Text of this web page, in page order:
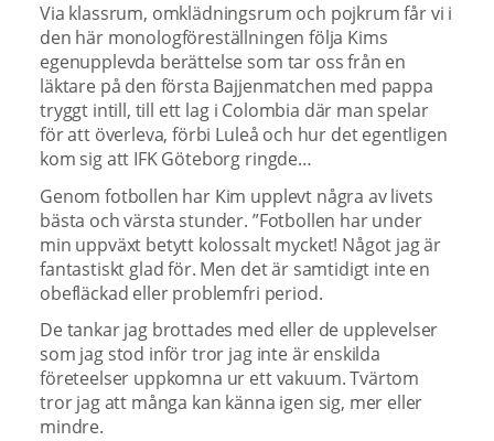
Via klassrum, omklädningsrum och pojkrum får vi i
den här monologföreställningen följa Kims
egenupplevda berättelse som tar oss från en
läktare på den första Bajjenmatchen med pappa
tryggt intill, till ett lag i Colombia där man spelar
för att överleva, förbi Luleå och hur det egentligen
kom sig att IFK Göteborg ringde…
Genom fotbollen har Kim upplevt några av livets
bästa och värsta stunder. ”Fotbollen har under
min uppväxt betytt kolossalt mycket! Något jag är
fantastiskt glad för. Men det är samtidigt inte en
obefläckad eller problemfri period.
De tankar jag brottades med eller de upplevelser
som jag stod inför tror jag inte är enskilda
företeelser uppkomna ur ett vakuum. Tvärtom
tror jag att många kan känna igen sig, mer eller
mindre.